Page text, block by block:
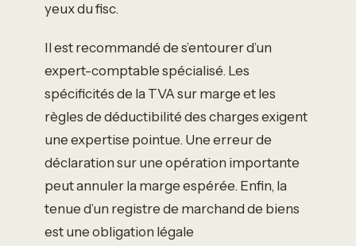
yeux du fisc.
Il est recommandé de s’entourer d’un
expert-comptable spécialisé. Les
spécificités de la TVA sur marge et les
règles de déductibilité des charges exigent
une expertise pointue. Une erreur de
déclaration sur une opération importante
peut annuler la marge espérée. Enfin, la
tenue d’un registre de marchand de biens
est une obligation légale